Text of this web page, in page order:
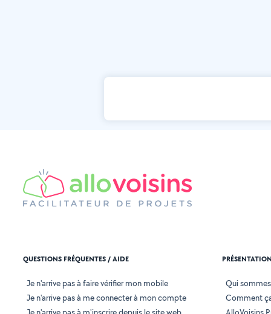
QUESTIONS FRÉQUENTES / AIDE
Je n'arrive pas à faire vérifier mon mobile
Je n'arrive pas à me connecter à mon compte
Qui
Comment